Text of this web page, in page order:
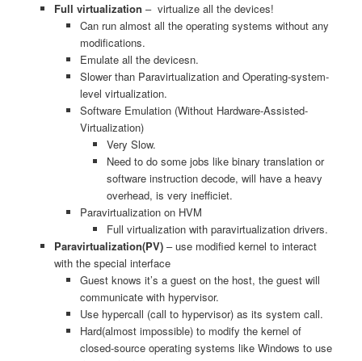
Full virtualization – virtualize all the devices!
Can run almost all the operating systems without any
modifications.
Emulate all the devicesn.
Slower than Paravirtualization and Operating-system-
level virtualization.
Software Emulation (Without Hardware-Assisted-
Virtualization)
Very Slow.
Need to do some jobs like binary translation or
software instruction decode, will have a heavy
overhead, is very inefficiet.
Paravirtualization on HVM
Full virtualization with paravirtualization drivers.
Paravirtualization(PV)– use modified kernel to interact
with the special interface
Guest knows it’s a guest on the host, the guest will
communicate with hypervisor.
Use hypercall (call to hypervisor) as its system call.
Hard(almost impossible) to modify the kernel of
closed-source operating systems like Windows to use